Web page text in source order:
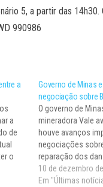
5, a partir das
990986
a
a
de
o
Governo de Minas
negociação sobre
O governo de
mineradora Vale
houve avanços
negociações
reparação dos
tragédia de
audiência judicial
10 de dezembro
Em "Últimas